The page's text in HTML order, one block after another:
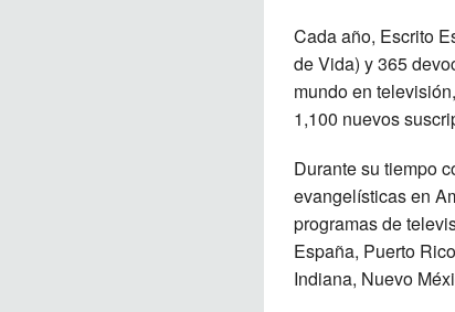
Cada año, Escrito
de Vida) y 365
mundo en
1,100 nuevos
Durante su tiempo
evangelísticas en
programas de
España, Puerto
Indiana, Nuevo